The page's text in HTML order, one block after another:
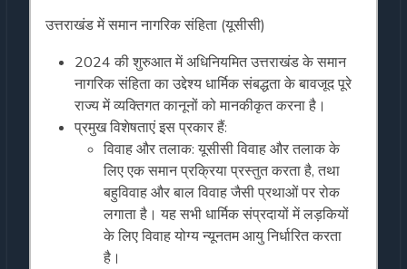
उत्तराखंड में समान नागरिक संहिता (यूसीसी)
2024 की शुरुआत में अधिनियमित उत्तराखंड के समान
नागरिक संहिता का उद्देश्य धार्मिक संबद्धता के बावजूद पूरे
राज्य में व्यक्तिगत कानूनों को मानकीकृत करना है।
प्रमुख विशेषताएं इस प्रकार हैं:
विवाह और तलाक: यूसीसी विवाह और तलाक के
लिए एक समान प्रक्रिया प्रस्तुत करता है, तथा
बहुविवाह और बाल विवाह जैसी प्रथाओं पर रोक
लगाता है। यह सभी धार्मिक संप्रदायों में लड़कियों
के लिए विवाह योग्य न्यूनतम आयु निर्धारित करता
है।